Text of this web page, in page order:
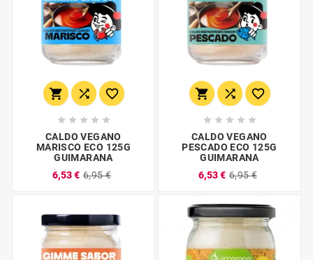
  
    
CALDO VEGANO
MARISCO ECO 125G
GUIMARANA
6,53 € 6,95 €
  
    
CALDO VEGANO
PESCADO ECO 125G
GUIMARANA
6,53 € 6,95 €